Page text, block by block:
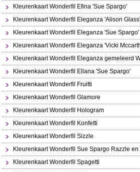
Kleurenkaart Wonderfil Efina 'Sue Spargo'
Kleurenkaart Wonderfil Eleganza 'Alison Glass'
Kleurenkaart Wonderfil Eleganza 'Sue Spargo'
Kleurenkaart Wonderfil Eleganza 'Vicki
Kleurenkaart Wonderfil Eleganza gemeleerd
Kleurenkaart Wonderfil Ellana 'Sue Spargo'
Kleurenkaart Wonderfil Fruitti
Kleurenkaart Wonderfil Glamore
Kleurenkaart Wonderfil Hologram
Kleurenkaart Wonderfil Konfetti
Kleurenkaart Wonderfil Sizzle
Kleurenkaart Wonderfil Sue Spargo Razzle en
Kleurenkaart Wonderfil Spagetti